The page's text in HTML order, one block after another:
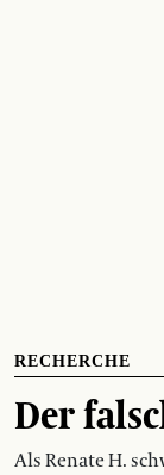
RECHERCHE
Der
Als Renate H.